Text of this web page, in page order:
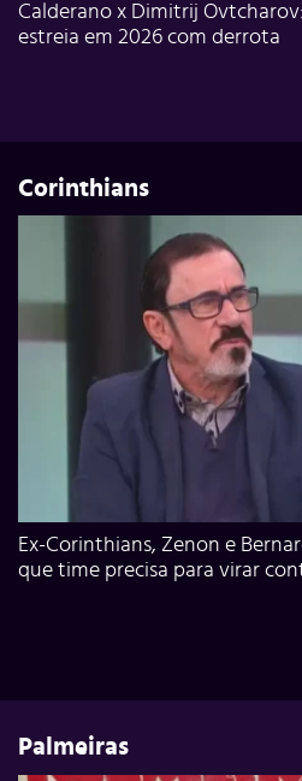
Calderano x Dimitrij
estreia em 2026 com derrota
Corinthians
Ex-Corinthians, Zenon e
que time precisa para virar
Palmeiras